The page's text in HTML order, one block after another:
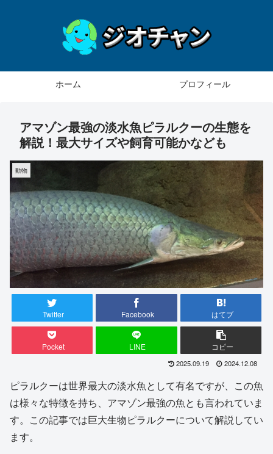
ホーム プロフィール
アマゾン最強の淡水魚ピラルクーの生態を
解説！最大サイズや飼育可能かなども
動物
Twitter Facebook はてブ
Pocket LINE コピー
2025.09.19 2024.12.08
ピラルクーは世界最大の淡水魚として有名ですが、この魚
は様々な特徴を持ち、アマゾン最強の魚とも言われていま
す。この記事では巨大生物ピラルクーについて解説してい
ます。